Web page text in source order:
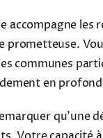
accompagne
prometteuse.
communes
en
qu'une